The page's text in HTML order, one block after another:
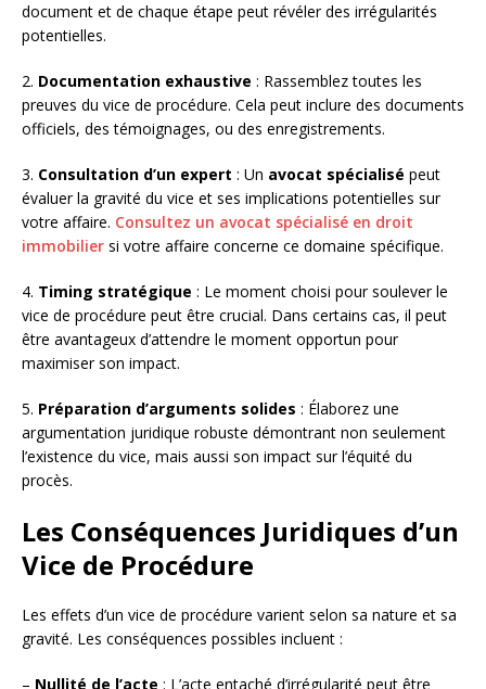
document et de chaque étape peut révéler des irrégularités
potentielles.
2. Documentation exhaustive : Rassemblez toutes les
preuves du vice de procédure. Cela peut inclure des documents
officiels, des témoignages, ou des enregistrements.
3. Consultation d’un expert : Un avocat spécialisé peut
évaluer la gravité du vice et ses implications potentielles sur
votre affaire. Consultez un avocat spécialisé en droit
immobilier si votre affaire concerne ce domaine spécifique.
4. Timing stratégique : Le moment choisi pour soulever le
vice de procédure peut être crucial. Dans certains cas, il peut
être avantageux d’attendre le moment opportun pour
maximiser son impact.
5. Préparation d’arguments solides : Élaborez une
argumentation juridique robuste démontrant non seulement
l’existence du vice, mais aussi son impact sur l’équité du
procès.
Les Conséquences Juridiques d’un
Vice de Procédure
Les effets d’un vice de procédure varient selon sa nature et sa
gravité. Les conséquences possibles incluent :
– Nullité de l’acte : L’acte entaché d’irrégularité peut être